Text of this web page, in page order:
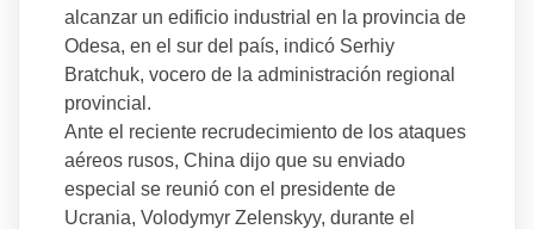
alcanzar un edificio industrial en la provincia de
Odesa, en el sur del país, indicó Serhiy
Bratchuk, vocero de la administración regional
provincial.
Ante el reciente recrudecimiento de los ataques
aéreos rusos, China dijo que su enviado
especial se reunió con el presidente de
Ucrania, Volodymyr Zelenskyy, durante el